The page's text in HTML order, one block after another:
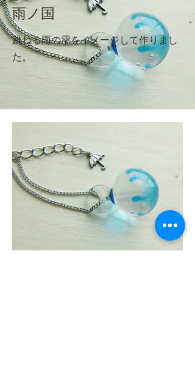
雨ノ国
跳ねる雨の雫をイメージして作りまし
た。